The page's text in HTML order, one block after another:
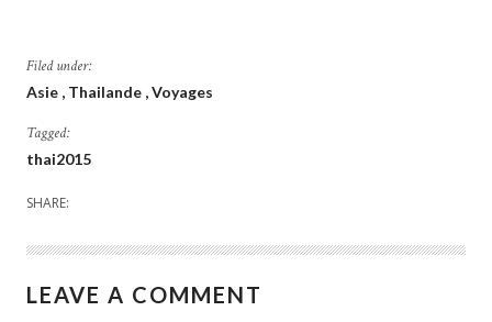
Filed under:
Asie Thailande Voyages
Tagged:
thai2015
SHARE:
LEAVE A COMMENT